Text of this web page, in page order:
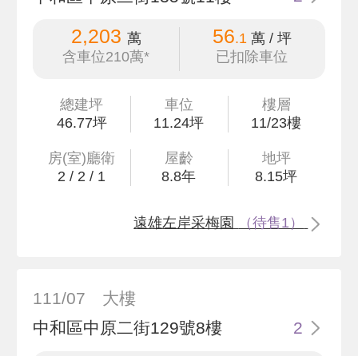
2,203 萬
含車位210萬*
56.1萬 / 坪
已扣除車位
總建坪
46.77坪
車位
11.24坪
樓層
11/23樓
房(室)廳衛
2 / 2 / 1
屋齡
8.8年
地坪
8.15坪
遠雄左岸采梅園 （待售1）
111/07
大樓
中和區中原二街129號8樓
2